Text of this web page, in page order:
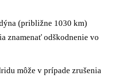
(približne 1030 km)
znamenať odškodnenie vo
môže v prípade zrušenia